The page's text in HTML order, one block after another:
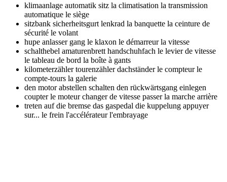
klimaanlage automatik sitz la climatisation la transmission
automatique le siège
sitzbank sicherheitsgurt lenkrad la banquette la ceinture de
sécurité le volant
hupe anlasser gang le klaxon le démarreur la vitesse
schalthebel amaturenbrett handschuhfach le levier de vitesse
le tableau de bord la boîte à gants
kilometerzähler tourenzähler dachständerle compteur le
compte-tours la galerie
den motor abstellen schalten den rückwärtsgang einlegen
coupter le moteur changer de vitesse passer la marche arrière
treten auf die bremse das gaspedal die kuppelung appuyer
sur... le frein l'accélérateur l'embrayage